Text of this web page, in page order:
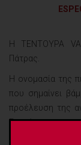
Η ΤΕΝΤΟΥΡΑ
Πάτρας.
Η ονομασία της
που σημαίνει
προέλευση της
Ενετών.